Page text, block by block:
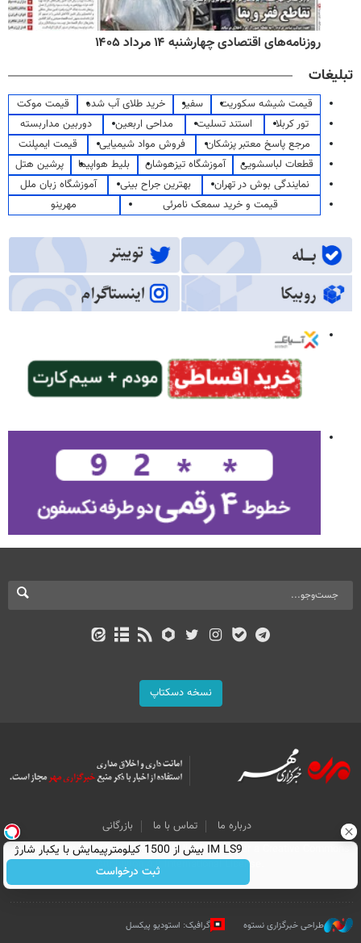
روزنامه‌های اقتصادی چهارشنبه ۱۴ مرداد ۱۴۰۵
تبلیغات
قیمت شیشه سکوریت سفیر خرید طلای آب شده
قیمت موکت
تور کربلا
استند تسلیت مداحی اربعین
دوربین مداربسته
مرجع پاسخ معتبر پزشکان
فروش مواد شیمیایی
قیمت ایمپلنت
قطعات لباسشویی
آموزشگاه تیزهوشان بلیط هواپیما
پرشین هتل
نمایندگی بوش در تهران
بهترین جراح بینی
آموزشگاه زبان ملل
قیمت و خرید سمعک نامرئی
مهرینو
نسخه دسکتاپ
درباره ما تماس با ما
بازرگانی
All Content by Mehr News Agency is licensed under a Creative Commons
Attribution 4.0 International License.
طراحی خبرگزاری نستوه گرافیک: استودیو پیکسل
IM LS9 بیش از 1500 کیلومترپیمایش با یکبار شارژ
ثبت درخواست